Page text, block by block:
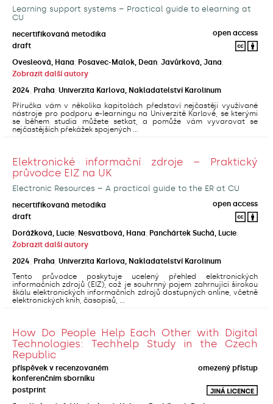
Learning support systems – Practical guide to elearning at
CU
necertifikovaná metodika
open access
draft
Ovesleová, Hana; Posavec-Malok, Dean; Javůrková, Jana;
Zobrazit další autory
2024 Praha Univerzita Karlova, Nakladatelství Karolinum
Příručka vám v několika kapitolách představí nejčastěji využívané
nástroje pro podporu e-learningu na Univerzitě Karlově, se kterými
se během studia můžete setkat, a pomůže vám vyvarovat se
nejčastějších překážek spojených ...
Elektronické informační zdroje – Praktický
průvodce EIZ na UK
Electronic Resources – A practical guide to the ER at CU
necertifikovaná metodika
open access
draft
Dorážková, Lucie; Nesvatbová, Hana; Panchártek Suchá, Lucie;
Zobrazit další autory
2024 Praha Univerzita Karlova, Nakladatelství Karolinum
Tento průvodce poskytuje ucelený přehled elektronických
informačních zdrojů (EIZ), což je souhrnný pojem zahrnující širokou
škálu elektronických informačních zdrojů dostupných online, včetně
elektronických knih, časopisů, ...
How Do People Help Each Other with Digital
Technologies: Techhelp Study in the Czech
Republic
příspěvek v recenzovaném
konferenčním sborníku
omezený přístup
postprint